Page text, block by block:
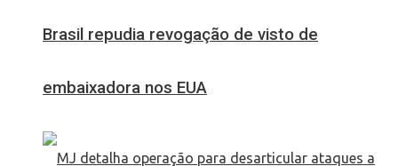
Brasil repudia revogação de visto de
embaixadora nos EUA